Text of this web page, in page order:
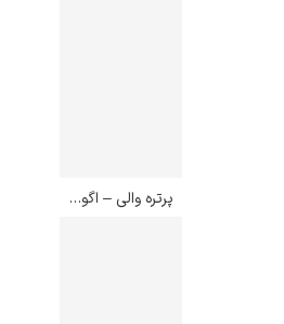
پرتره والی – اگون شیله